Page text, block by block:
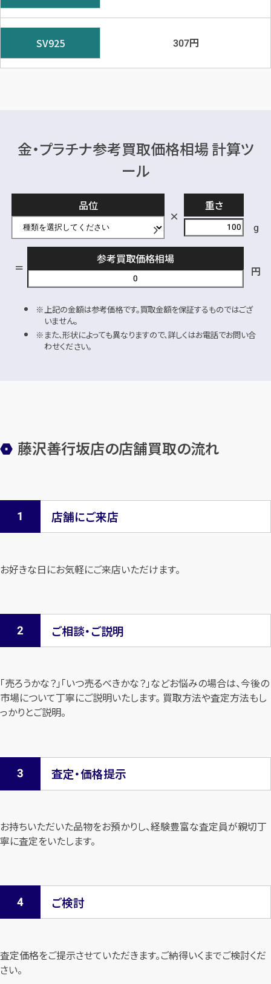
SV925 307円
金・プラチナ参考買取価格相場 計算ツ
ール
品位
重さ
g
参考買取価格相場
円
上記の金額は参考価格です。買取金額を保証するものではござ
いません。
また、形状によっても異なりますので、詳しくはお電話でお問い合
わせください。
藤沢善行坂店の店舗買取の流れ
店舗にご来店
お好きな日にお気軽にご来店いただけます。
ご相談・ご説明
「売ろうかな？」「いつ売るべきかな？」などお悩みの場合は、今後の
市場について丁寧にご説明いたします。 買取方法や査定方法もし
っかりとご説明。
査定・価格提示
お持ちいただいた品物をお預かりし、経験豊富な査定員が親切丁
寧に査定をいたします。
ご検討
査定価格をご提示させていただきます。ご納得いくまでご検討くだ
さい。